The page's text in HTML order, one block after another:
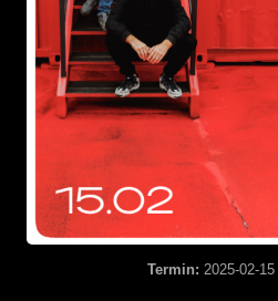
Termin: 2025-02-15